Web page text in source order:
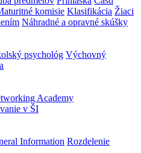
komisie Klasifikácia Žiaci
Náhradné a opravné skúšky
psychológ Výchovný
Academy
v ŠI
Information Rozdelenie